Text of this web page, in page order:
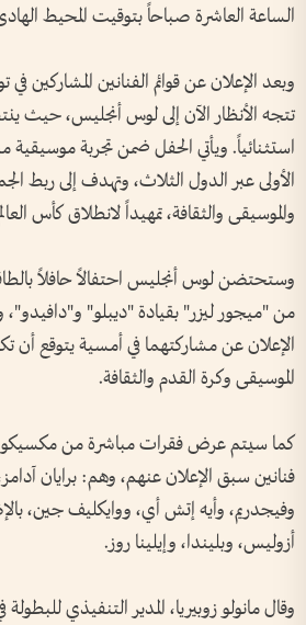
الساعة العاشرة صباحاً بتوقيت المحيط
وبعد الإعلان عن قوائم الفنانين المشاركين
تتجه الأنظار الآن إلى لوس أنجليس، حيث
استثنائياً. ويأتي الحفل ضمن تجربة موسيقية
الأولى عبر الدول الثلاث، وتهدف إلى ربط
والموسيقى والثقافة، تمهيداً لانطلاق كأس العالم
وستحتضن لوس أنجليس احتفالاً حافلاً
من "ميجور ليزر" بقيادة "ديبلو" و"دافيدو"،
الإعلان عن مشاركتهما في أمسية يتوقع أن
الموسيقى وكرة القدم والثقافة.
كما سيتم عرض فقرات مباشرة من مكسيكو
فنانين سبق الإعلان عنهم، وهم: برايان
وفيجدريم، وأيه إتش أي، ووايكليف جين،
أزوليس، وبليندا، وإيلينا روز.
وقال مانولو زوبيريا، المدير التنفيذي للبطولة